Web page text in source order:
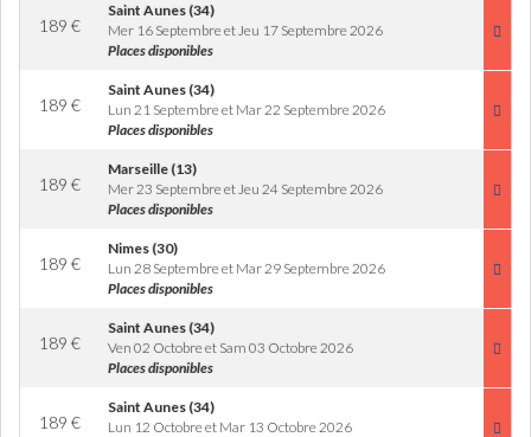
189 €
Saint Aunes (34)
Mer 16 Septembre et Jeu 17 Septembre 2026
Places disponibles
189 €
Saint Aunes (34)
Lun 21 Septembre et Mar 22 Septembre 2026
Places disponibles
189 €
Marseille (13)
Mer 23 Septembre et Jeu 24 Septembre 2026
Places disponibles
189 €
Nimes (30)
Lun 28 Septembre et Mar 29 Septembre 2026
Places disponibles
189 €
Saint Aunes (34)
Ven 02 Octobre et Sam 03 Octobre 2026
Places disponibles
189 €
Saint Aunes (34)
Lun 12 Octobre et Mar 13 Octobre 2026